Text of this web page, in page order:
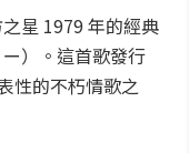
星 1979 年的經典
）。這首歌發行
性的不朽情歌之